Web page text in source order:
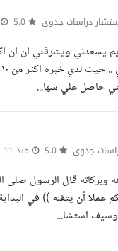
دراسات جدوي
يسعدني ويشرفني ان
حاصل علي شها...
جدوى منذ 11 شهرا
وبركاته قال الرسول صلى
عملا أن يتقنه )) في
استشا...